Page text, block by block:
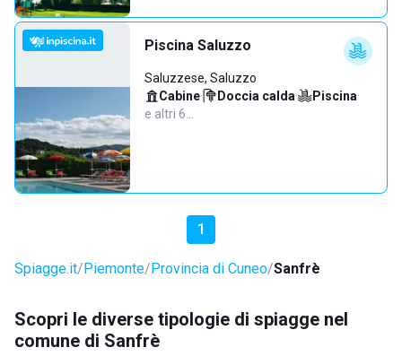
Piscina Saluzzo
Saluzzese, Saluzzo
Cabine· Doccia calda· Piscina·
e altri 6…
1
Spiagge.it Piemonte Provincia di Cuneo Sanfrè
Scopri le diverse tipologie di spiagge nel
comune di Sanfrè